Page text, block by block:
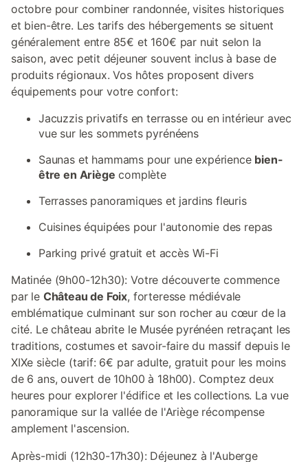
octobre pour combiner randonnée, visites historiques
et bien-être. Les tarifs des hébergements se situent
généralement entre 85€ et 160€ par nuit selon la
saison, avec petit déjeuner souvent inclus à base de
produits régionaux. Vos hôtes proposent divers
équipements pour votre confort:
Jacuzzis privatifs en terrasse ou en intérieur avec
vue sur les sommets pyrénéens
Saunas et hammams pour une expérience bien-
être en Ariège complète
Terrasses panoramiques et jardins fleuris
Cuisines équipées pour l'autonomie des repas
Parking privé gratuit et accès Wi-Fi
Matinée (9h00-12h30): Votre découverte commence
par le Château de Foix, forteresse médiévale
emblématique culminant sur son rocher au cœur de la
cité. Le château abrite le Musée pyrénéen retraçant les
traditions, costumes et savoir-faire du massif depuis le
XIXe siècle (tarif: 6€ par adulte, gratuit pour les moins
de 6 ans, ouvert de 10h00 à 18h00). Comptez deux
heures pour explorer l'édifice et les collections. La vue
panoramique sur la vallée de l'Ariège récompense
amplement l'ascension.
Après-midi (12h30-17h30): Déjeunez à l'Auberge